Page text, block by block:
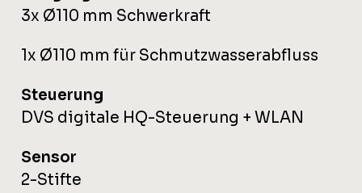
3x Ø110 mm Schwerkraft
1x Ø110 mm für Schmutzwasserabfluss
Steuerung
DVS digitale HQ-Steuerung + WLAN
Sensor
2-Stifte